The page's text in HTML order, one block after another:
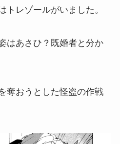
トレゾールがいました。
はあさひ？既婚者と分か
奪おうとした怪盗の作戦